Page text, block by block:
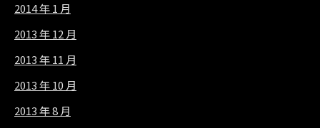
2014 年 1 月
2013 年 12 月
2013 年 11 月
2013 年 10 月
2013 年 8 月